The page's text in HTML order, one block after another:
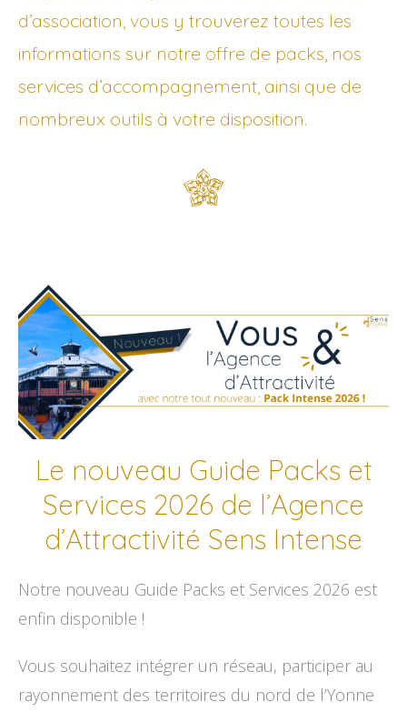
d’association, vous y trouverez toutes les
informations sur notre offre de packs, nos
services d’accompagnement, ainsi que de
nombreux outils à votre disposition.
Le nouveau Guide Packs et
Services 2026 de l’Agence
d’Attractivité Sens Intense
Notre nouveau Guide Packs et Services 2026 est
enfin disponible !
Vous souhaitez intégrer un réseau, participer au
rayonnement des territoires du nord de l’Yonne